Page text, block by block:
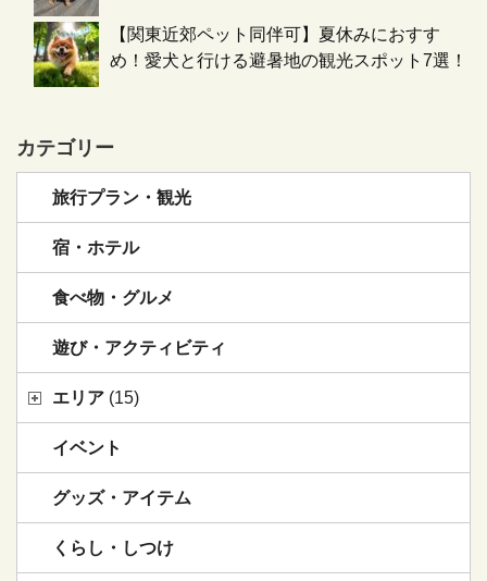
【関東近郊ペット同伴可】夏休みにおすす
め！愛犬と行ける避暑地の観光スポット7選！
カテゴリー
旅行プラン・観光
宿・ホテル
食べ物・グルメ
遊び・アクティビティ
エリア (15)
イベント
グッズ・アイテム
くらし・しつけ